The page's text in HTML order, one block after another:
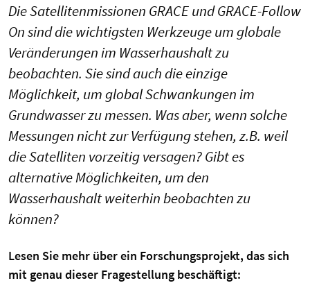
Die Satellitenmissionen GRACE und GRACE-Follow
On sind die wichtigsten Werkzeuge um globale
Veränderungen im Wasserhaushalt zu
beobachten. Sie sind auch die einzige
Möglichkeit, um global Schwankungen im
Grundwasser zu messen. Was aber, wenn solche
Messungen nicht zur Verfügung stehen, z.B. weil
die Satelliten vorzeitig versagen? Gibt es
alternative Möglichkeiten, um den
Wasserhaushalt weiterhin beobachten zu
können?
Lesen Sie mehr über ein Forschungsprojekt, das sich
mit genau dieser Fragestellung beschäftigt: